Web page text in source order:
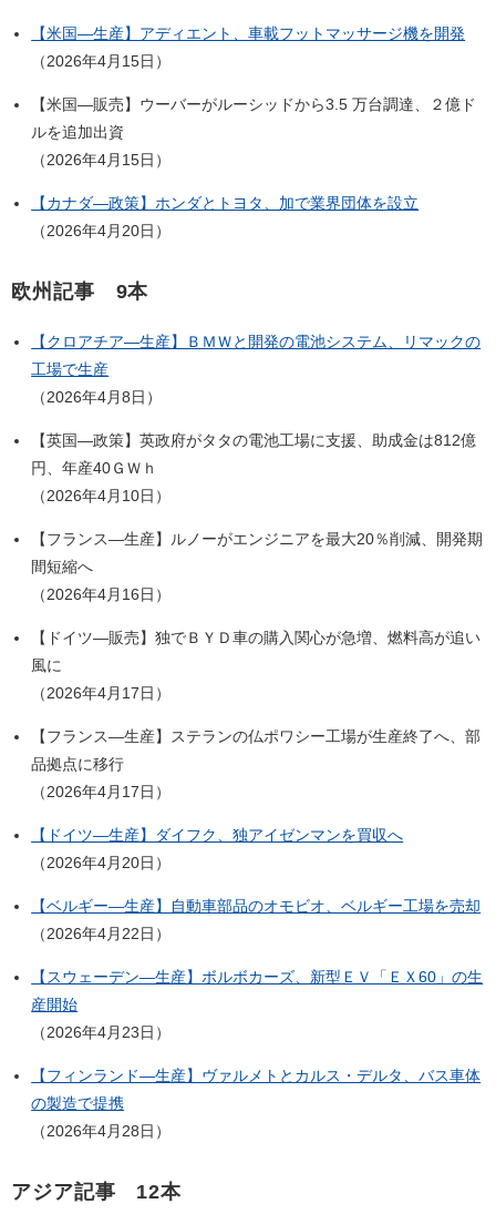
【米国―生産】アディエント、車載フットマッサージ機を開発
（2026年4月15日）
【米国―販売】ウーバーがルーシッドから3.5 万台調達、２億ド
ルを追加出資
（2026年4月15日）
【カナダ―政策】ホンダとトヨタ、加で業界団体を設立
（2026年4月20日）
欧州記事 9本
【クロアチア―生産】ＢＭＷと開発の電池システム、リマックの
工場で生産
（2026年4月8日）
【英国―政策】英政府がタタの電池工場に支援、助成金は812億
円、年産40ＧＷｈ
（2026年4月10日）
【フランス―生産】ルノーがエンジニアを最大20％削減、開発期
間短縮へ
（2026年4月16日）
【ドイツ―販売】独でＢＹＤ車の購入関心が急増、燃料高が追い
風に
（2026年4月17日）
【フランス―生産】ステランの仏ポワシー工場が生産終了へ、部
品拠点に移行
（2026年4月17日）
【ドイツ―生産】ダイフク、独アイゼンマンを買収へ
（2026年4月20日）
【ベルギー―生産】自動車部品のオモビオ、ベルギー工場を売却
（2026年4月22日）
【スウェーデン―生産】ボルボカーズ、新型ＥＶ「ＥＸ60」の生
産開始
（2026年4月23日）
【フィンランド―生産】ヴァルメトとカルス・デルタ、バス車体
の製造で提携
（2026年4月28日）
アジア記事 12本